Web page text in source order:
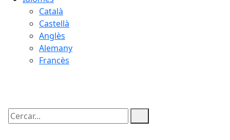
Català
Castellà
Anglès
Alemany
Francès
Cercar: